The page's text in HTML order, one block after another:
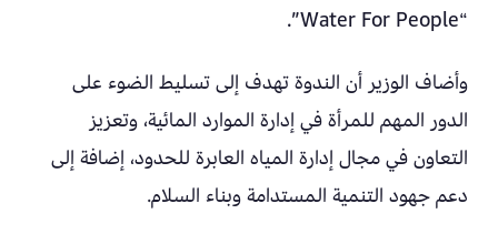
“Water For People”.
وأضاف الوزير أن الندوة تهدف إلى تسليط الضوء على
الدور المهم للمرأة في إدارة الموارد المائية، وتعزيز
التعاون في مجال إدارة المياه العابرة للحدود، إضافة إلى
دعم جهود التنمية المستدامة وبناء السلام.